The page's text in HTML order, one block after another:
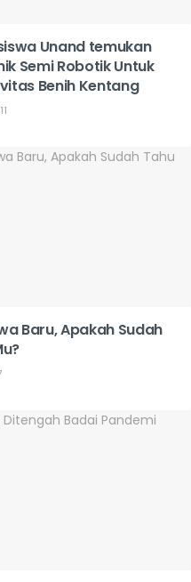
Unand temukan
Semi Robotik Untuk
Benih Kentang
Baru, Apakah Sudah